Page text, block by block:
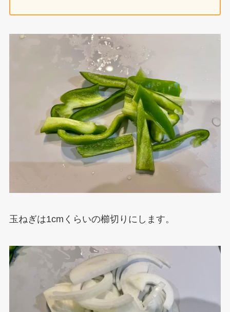
玉ねぎは1cmくらいの櫛切りにします。